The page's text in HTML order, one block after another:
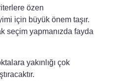
özen
için büyük önem taşır.
seçim yapmanızda fayda
yakınlığı çok